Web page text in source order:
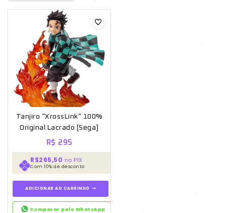
Tanjiro “XrossLink” 100%
Original Lacrado [Sega]
R$ 295
R$265,50 no PIX
Com 10% de desconto
ADICIONAR AO CARRINHO
Comparar pelo WhatsApp